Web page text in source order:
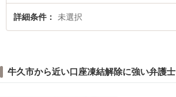
詳細条件 未選択
牛久市から近い口座凍結解除に強い弁護士